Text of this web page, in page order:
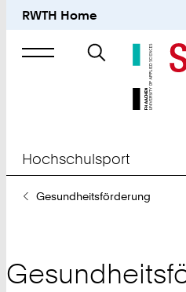
RWTH Home
Suche
nach
Hochschulsport
SieGesundheitsförderung